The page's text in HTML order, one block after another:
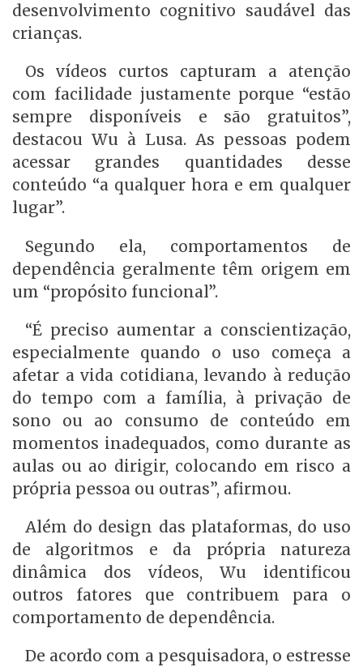
desenvolvimento cognitivo saudável das
crianças.
Os vídeos curtos capturam a atenção
com facilidade justamente porque “estão
sempre disponíveis e são gratuitos”,
destacou Wu à Lusa. As pessoas podem
acessar grandes quantidades desse
conteúdo “a qualquer hora e em qualquer
lugar”.
Segundo ela, comportamentos de
dependência geralmente têm origem em
um “propósito funcional”.
“É preciso aumentar a conscientização,
especialmente quando o uso começa a
afetar a vida cotidiana, levando à redução
do tempo com a família, à privação de
sono ou ao consumo de conteúdo em
momentos inadequados, como durante as
aulas ou ao dirigir, colocando em risco a
própria pessoa ou outras”, afirmou.
Além do design das plataformas, do uso
de algoritmos e da própria natureza
dinâmica dos vídeos, Wu identificou
outros fatores que contribuem para o
comportamento de dependência.
De acordo com a pesquisadora, o estresse